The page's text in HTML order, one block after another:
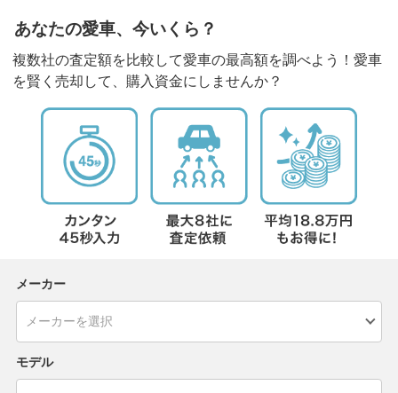
あなたの愛車、今いくら？
複数社の査定額を比較して愛車の最高額を調べよう！愛車
を賢く売却して、購入資金にしませんか？
メーカー
モデル